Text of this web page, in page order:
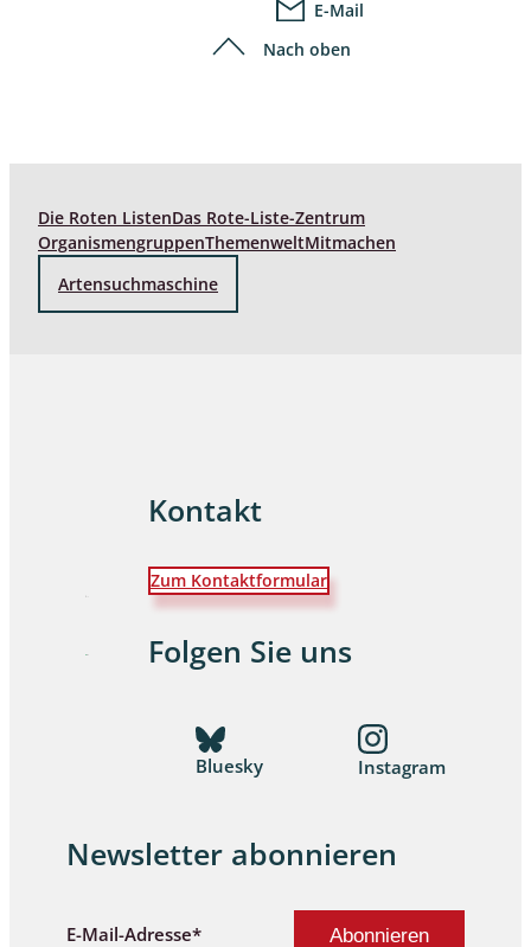
E-Mail
Nach oben
Die Roten ListenDas Rote-Liste-Zentrum
OrganismengruppenThemenweltMitmachen
Artensuchmaschine
Kontakt
Zum Kontaktformular
Folgen Sie uns
Bluesky Instagram
Newsletter abonnieren
E-Mail-Adresse*